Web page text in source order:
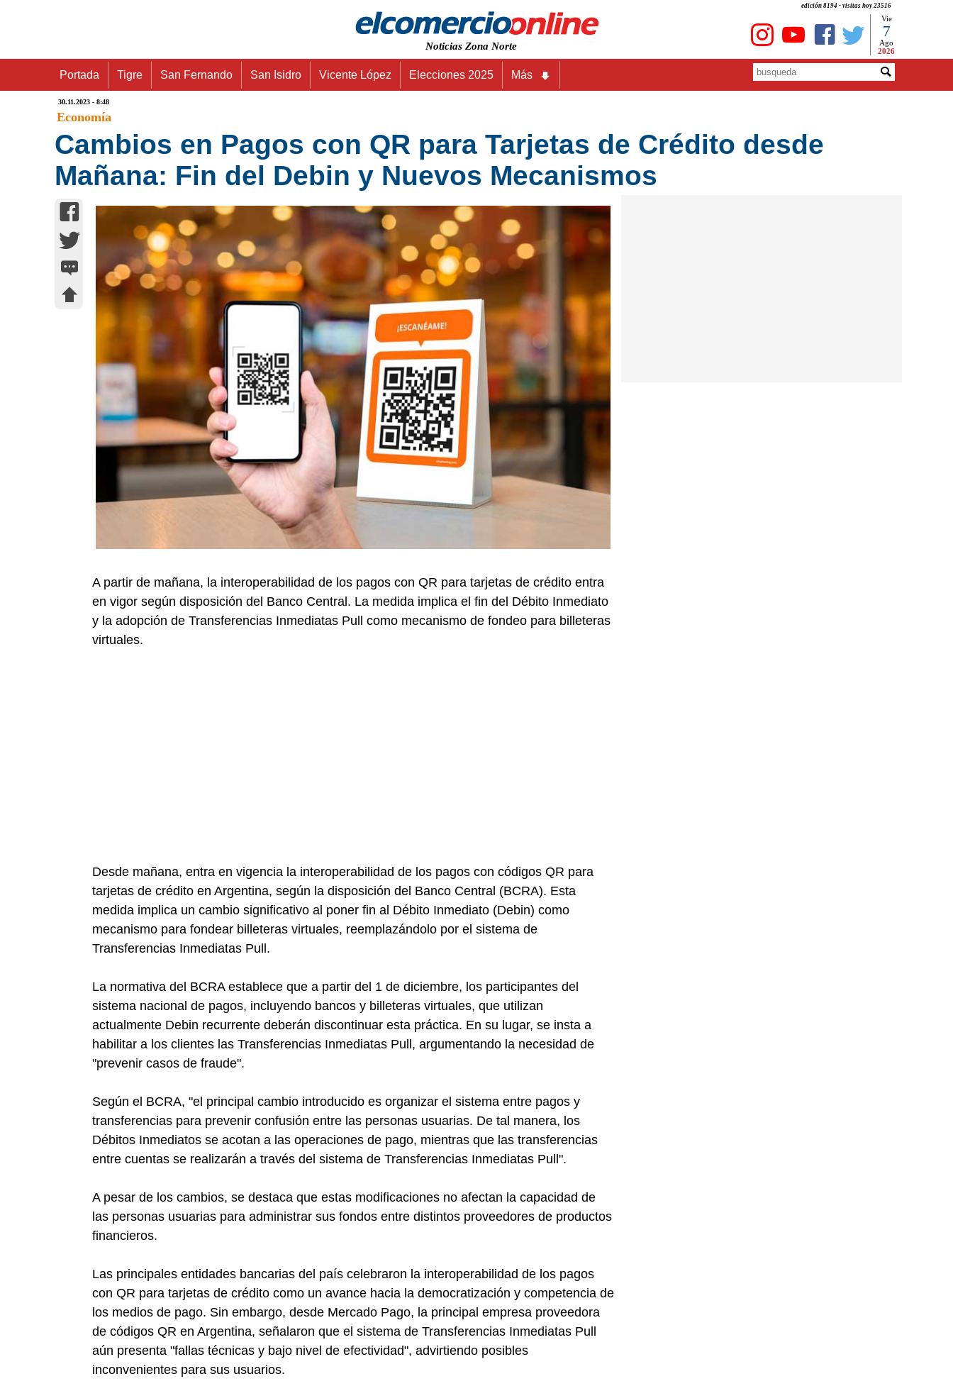
edición 8194 - visitas hoy 23516
Noticias Zona Norte
Vie
7
Ago
2026
Portada Tigre San Fernando San Isidro Vicente López Elecciones 2025 Más
30.11.2023 - 8:48
Economía
Cambios en Pagos con QR para Tarjetas de Crédito desde
Mañana: Fin del Debin y Nuevos Mecanismos
A partir de mañana, la interoperabilidad de los pagos con QR para tarjetas de crédito entra
en vigor según disposición del Banco Central. La medida implica el fin del Débito Inmediato
y la adopción de Transferencias Inmediatas Pull como mecanismo de fondeo para billeteras
virtuales.
Desde mañana, entra en vigencia la interoperabilidad de los pagos con códigos QR para
tarjetas de crédito en Argentina, según la disposición del Banco Central (BCRA). Esta
medida implica un cambio significativo al poner fin al Débito Inmediato (Debin) como
mecanismo para fondear billeteras virtuales, reemplazándolo por el sistema de
Transferencias Inmediatas Pull.
La normativa del BCRA establece que a partir del 1 de diciembre, los participantes del
sistema nacional de pagos, incluyendo bancos y billeteras virtuales, que utilizan
actualmente Debin recurrente deberán discontinuar esta práctica. En su lugar, se insta a
habilitar a los clientes las Transferencias Inmediatas Pull, argumentando la necesidad de
"prevenir casos de fraude".
Según el BCRA, "el principal cambio introducido es organizar el sistema entre pagos y
transferencias para prevenir confusión entre las personas usuarias. De tal manera, los
Débitos Inmediatos se acotan a las operaciones de pago, mientras que las transferencias
entre cuentas se realizarán a través del sistema de Transferencias Inmediatas Pull".
A pesar de los cambios, se destaca que estas modificaciones no afectan la capacidad de
las personas usuarias para administrar sus fondos entre distintos proveedores de productos
financieros.
Las principales entidades bancarias del país celebraron la interoperabilidad de los pagos
con QR para tarjetas de crédito como un avance hacia la democratización y competencia de
los medios de pago. Sin embargo, desde Mercado Pago, la principal empresa proveedora
de códigos QR en Argentina, señalaron que el sistema de Transferencias Inmediatas Pull
aún presenta "fallas técnicas y bajo nivel de efectividad", advirtiendo posibles
inconvenientes para sus usuarios.